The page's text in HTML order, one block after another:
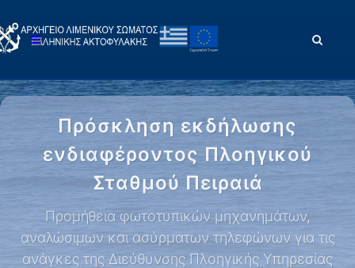
Πρόσκληση εκδήλωσης
ενδιαφέροντος Πλοηγικού
Σταθμού Πειραιά
Προμήθεια φωτοτυπικών μηχανημάτων,
αναλώσιμων και ασύρματων τηλεφώνων για τις
ανάγκες της Διεύθυνσης Πλοηγικής Υπηρεσίας